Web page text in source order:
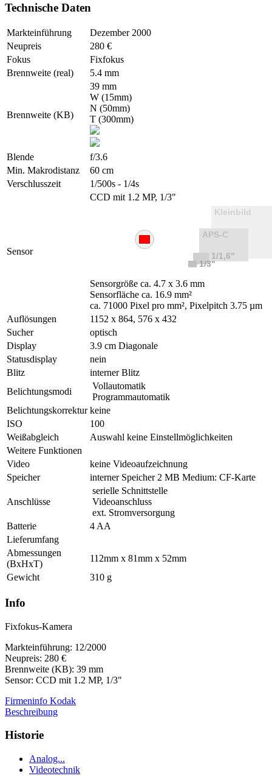
Technische Daten
Markteinführung
Dezember 2000
Neupreis
280 €
Fokus
Fixfokus
Brennweite (real)
5.4 mm
Brennweite (KB)
39 mm
W (15mm)
N (50mm)
T (300mm)
Blende
f/3.6
Min. Makrodistanz
60 cm
Verschlusszeit
1/500s - 1/4s
Sensor
CCD mit 1.2 MP, 1/3"
Sensorgröße ca. 4.7 x 3.6 mm
Sensorfläche ca. 16.9 mm²
ca. 71000 Pixel pro mm², Pixelpitch 3.75 µm
Auflösungen
1152 x 864, 576 x 432
Sucher
optisch
Display
3.9 cm Diagonale
Statusdisplay
nein
Blitz
interner Blitz
Belichtungsmodi
Vollautomatik
Programmautomatik
Belichtungskorrektur keine
ISO
100
Weißabgleich
Auswahl keine Einstellmöglichkeiten
Weitere Funktionen
Video
keine Videoaufzeichnung
Speicher
interner Speicher 2 MB Medium: CF-Karte
Anschlüsse
serielle Schnittstelle
Videoanschluss
ext. Stromversorgung
Batterie
4 AA
Lieferumfang
Abmessungen
(BxHxT)
112mm x 81mm x 52mm
Gewicht
310 g
Info
Fixfokus-Kamera
Markteinführung: 12/2000
Neupreis: 280 €
Brennweite (KB): 39 mm
Sensor: CCD mit 1.2 MP, 1/3"
Firmeninfo Kodak
Beschreibung
Historie
Analog...
Videotechnik